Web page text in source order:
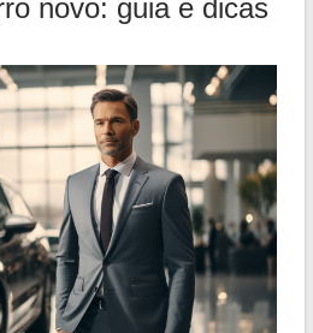
novo: guia e dicas